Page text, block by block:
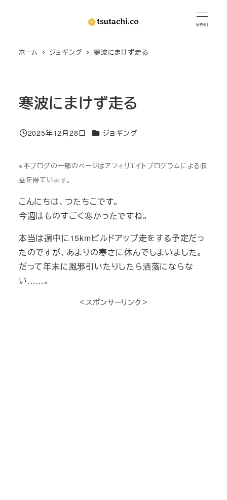
MENU
ホーム ジョギング 寒波にまけず走る
寒波にまけず走る
投稿日
2025年12月28日 カテゴリー
ジョギング
※本ブログの一部のページはアフィリエイトプログラムによる収
益を得ています。
こんにちは、つたちこです。
今週はものすごく寒かったですね。
本当は週中に15kmビルドアップ走をする予定だっ
たのですが、あまりの寒さに休んでしまいました。
だって年末に風邪引いたりしたら洒落にならな
い……。
＜スポンサーリンク＞